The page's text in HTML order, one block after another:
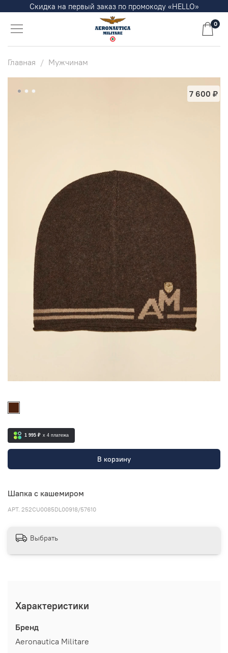
Скидка на первый заказ по промокоду «HELLO»
0
Главная Мужчинам
Шапка с кашемиром
7 600 ₽
АРТ. 252CU0085DL00918/57610
1 995 ₽ x 4 платежа
В корзину
Выбрать
Характеристики
Бренд
Aeronautica Militare